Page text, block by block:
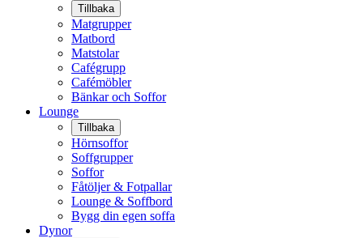
Tillbaka
Matgrupper
Matbord
Matstolar
Cafégrupp
Cafémöbler
Bänkar och Soffor
Lounge
Tillbaka
Hörnsoffor
Soffgrupper
Soffor
Fåtöljer & Fotpallar
Lounge & Soffbord
Bygg din egen soffa
Dynor